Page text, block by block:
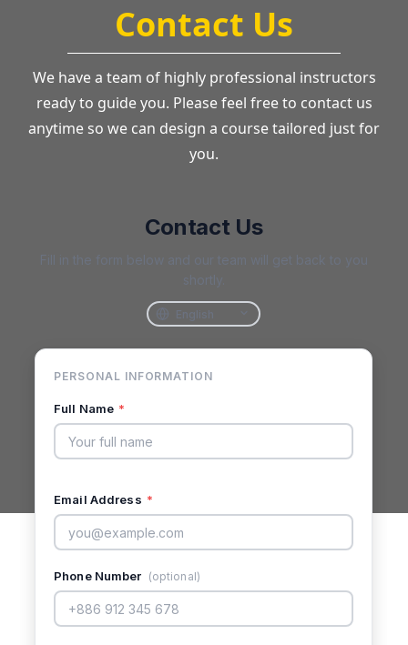
Contact Us
We have a team of highly professional instructors
ready to guide you. Please feel free to contact us
anytime so we can design a course tailored just for
you.